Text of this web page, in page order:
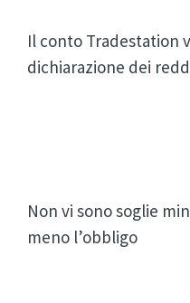
Il conto Tradestation
dichiarazione dei
Non vi sono soglie
meno l’obbligo